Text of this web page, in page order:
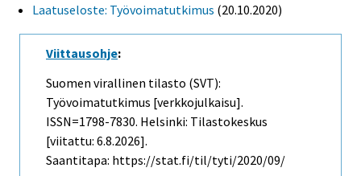
Laatuseloste: Työvoimatutkimus (20.10.2020)
Viittausohje:
Suomen virallinen tilasto (SVT):
Työvoimatutkimus [verkkojulkaisu].
ISSN=1798-7830. Helsinki: Tilastokeskus
[viitattu: 6.8.2026].
Saantitapa: https://stat.fi/til/tyti/2020/09/